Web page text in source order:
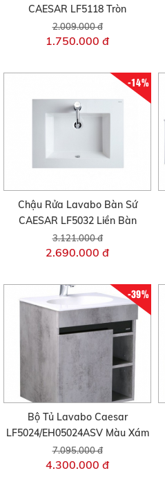
CAESAR LF5118 Tròn
2.009.000 đ
1.750.000 đ
-14%
Chậu Rửa Lavabo Bàn Sứ
CAESAR LF5032 Liền Bàn
3.121.000 đ
2.690.000 đ
-39%
Bộ Tủ Lavabo Caesar
LF5024/EH05024ASV Màu Xám
7.095.000 đ
4.300.000 đ